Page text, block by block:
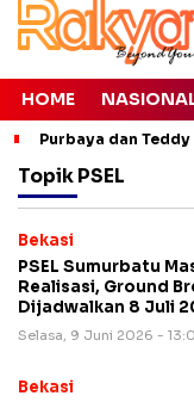
HOME
Purbaya dan
Topik PSEL
Bekasi
PSEL Sumurbatu
Realisasi, Ground
Dijadwalkan 8 Juli
Selasa, 9 Juni 2026 -
Bekasi